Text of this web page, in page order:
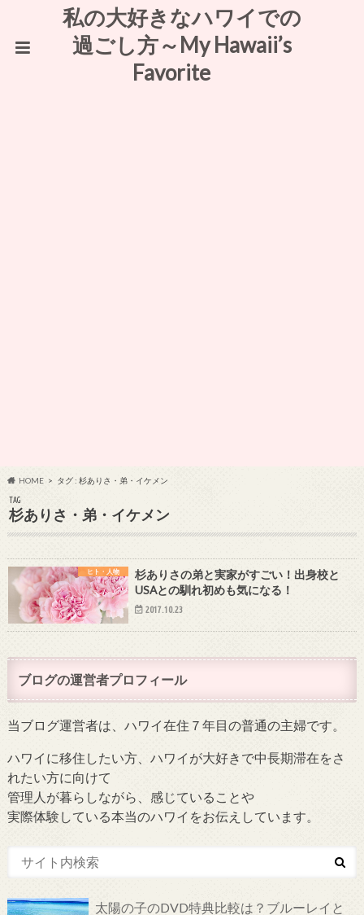
私の大好きなハワイでの
過ごし方～My Hawaii’s
Favorite
HOME タグ : 杉ありさ・弟・イケメン
TAG
杉ありさ・弟・イケメン
ヒト・人物
杉ありさの弟と実家がすごい！出身校と
USAとの馴れ初めも気になる！
2017.10.23
ブログの運営者プロフィール
当ブログ運営者は、ハワイ在住７年目の普通の主婦です。
ハワイに移住したい方、ハワイが大好きで中長期滞在をさ
れたい方に向けて
管理人が暮らしながら、感じていることや
実際体験している本当のハワイをお伝えしています。
太陽の子のDVD特典比較は？ブルーレイと